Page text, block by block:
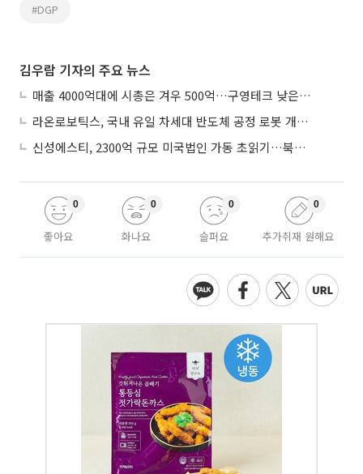
#DGP
김우람 기자의 주요 뉴스
매출 4000억대에 시총은 겨우 500억…구영테크 낮은 몸값에 저가 승계 마무리
라온로보틱스, 국내 유일 차세대 반도체 공정 로봇 개발 ‘고객사 테스트 진행’
신성에스티, 2300억 규모 미국법인 가동 초읽기…북미 ESS 공략 본격화
좋아요
0
화나요
0
슬퍼요
0
추가취재 원해요
0